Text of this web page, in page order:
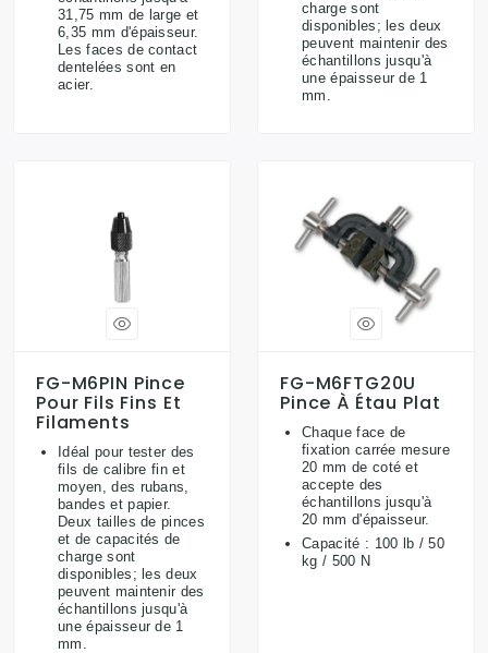
31,75 mm de large et
6,35 mm d'épaisseur.
Les faces de contact
dentelées sont en
acier.
charge sont
disponibles; les deux
peuvent maintenir des
échantillons jusqu'à
une épaisseur de 1
mm.
FG-M6PIN Pince
Pour Fils Fins Et
Filaments
Idéal pour tester des
fils de calibre fin et
moyen, des rubans,
bandes et papier.
Deux tailles de pinces
et de capacités de
charge sont
disponibles; les deux
peuvent maintenir des
échantillons jusqu'à
une épaisseur de 1
mm.
FG-M6FTG20U
Pince À Étau Plat
Chaque face de
fixation carrée mesure
20 mm de coté et
accepte des
échantillons jusqu'à
20 mm d'épaisseur.
Capacité : 100 lb / 50
kg / 500 N